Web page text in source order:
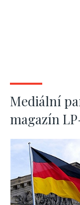
Mediální
magazín